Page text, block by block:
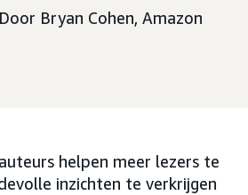
Bryan Cohen, Amazon
helpen meer lezers te
inzichten te verkrijgen